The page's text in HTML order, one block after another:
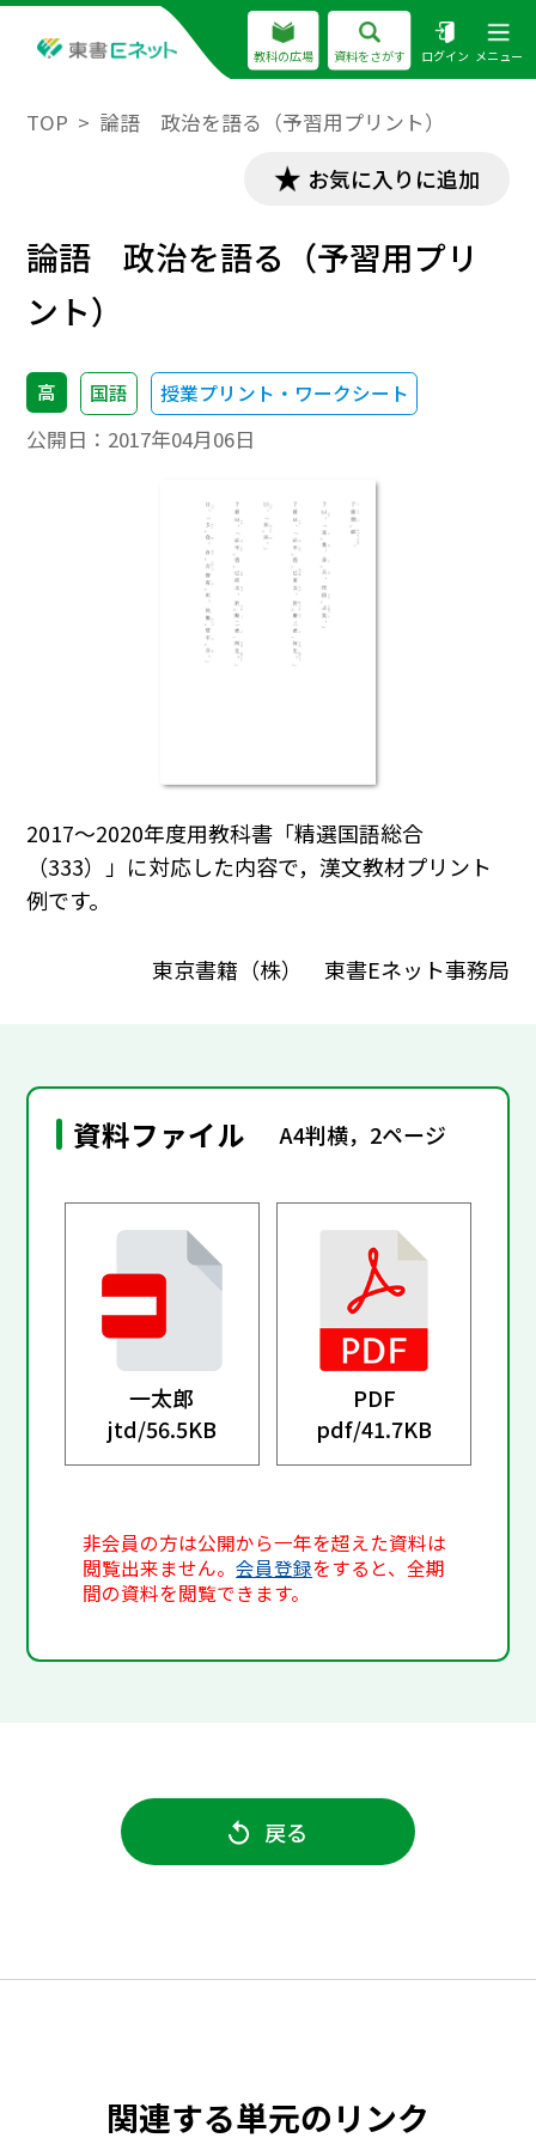
教科の広場 資料をさがす ログイン メニュー
TOP 論語 政治を語る（予習用プリント）
お気に入りに追加
論語 政治を語る（予習用プリ
ント）
高 国語 授業プリント・ワークシート
公開日： 2017年04月06日
2017～2020年度用教科書「精選国語総合
（333）」に対応した内容で，漢文教材プリント
例です。
東京書籍（株） 東書Eネット事務局
資料ファイル A4判横，2ページ
一太郎
jtd/56.5KB
PDF
pdf/41.7KB
非会員の方は公開から一年を超えた資料は
閲覧出来ません。会員登録をすると、全期
間の資料を閲覧できます。
戻る
関連する単元のリンク